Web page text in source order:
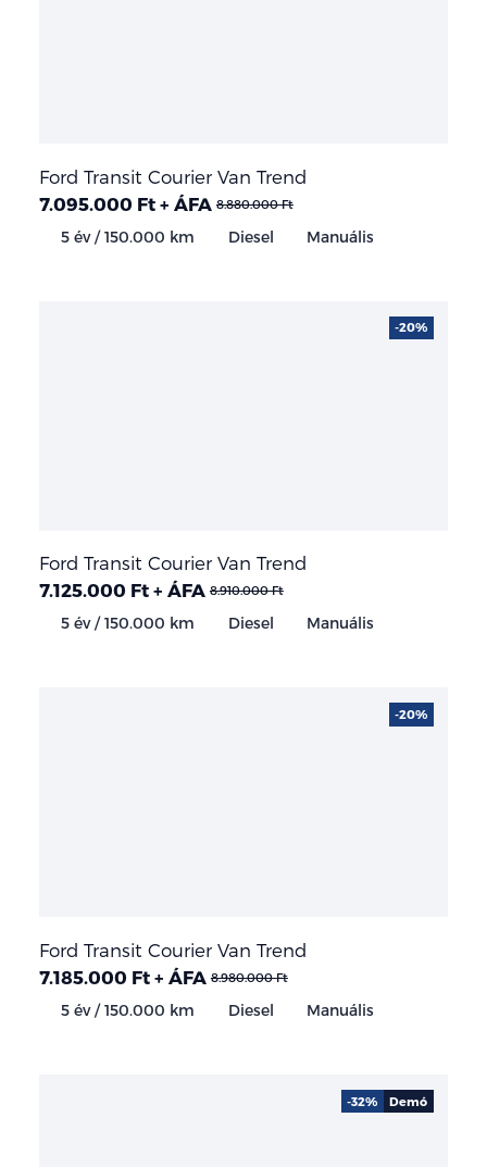
Ford Transit Courier Van Trend
7.095.000 Ft + ÁFA 8.880.000 Ft
5 év / 150.000 km Diesel Manuális
Ford Transit Courier Van Trend
7.125.000 Ft + ÁFA 8.910.000 Ft
5 év / 150.000 km Diesel Manuális
-20%
Ford Transit Courier Van Trend
7.185.000 Ft + ÁFA 8.980.000 Ft
5 év / 150.000 km Diesel Manuális
-20%
-32% Demó